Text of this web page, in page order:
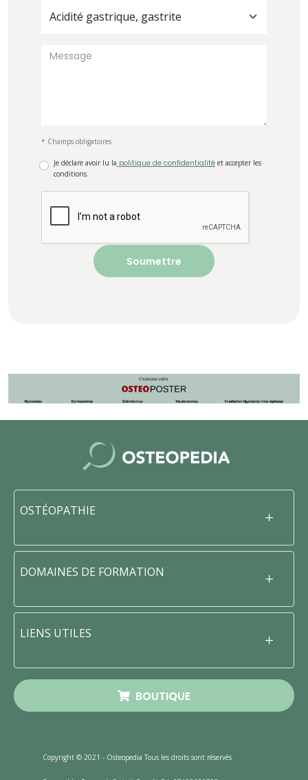
Acidité gastrique, gastrite
* Champs obligatoires
Je déclare avoir lu la politique de confidentialité et accepter les
conditions.
OSTÉOPATHIE
DOMAINES DE FORMATION
LIENS UTILES
BOUTIQUE
Copyright © 2021 - Osteopedia Tous les droits sont réservés